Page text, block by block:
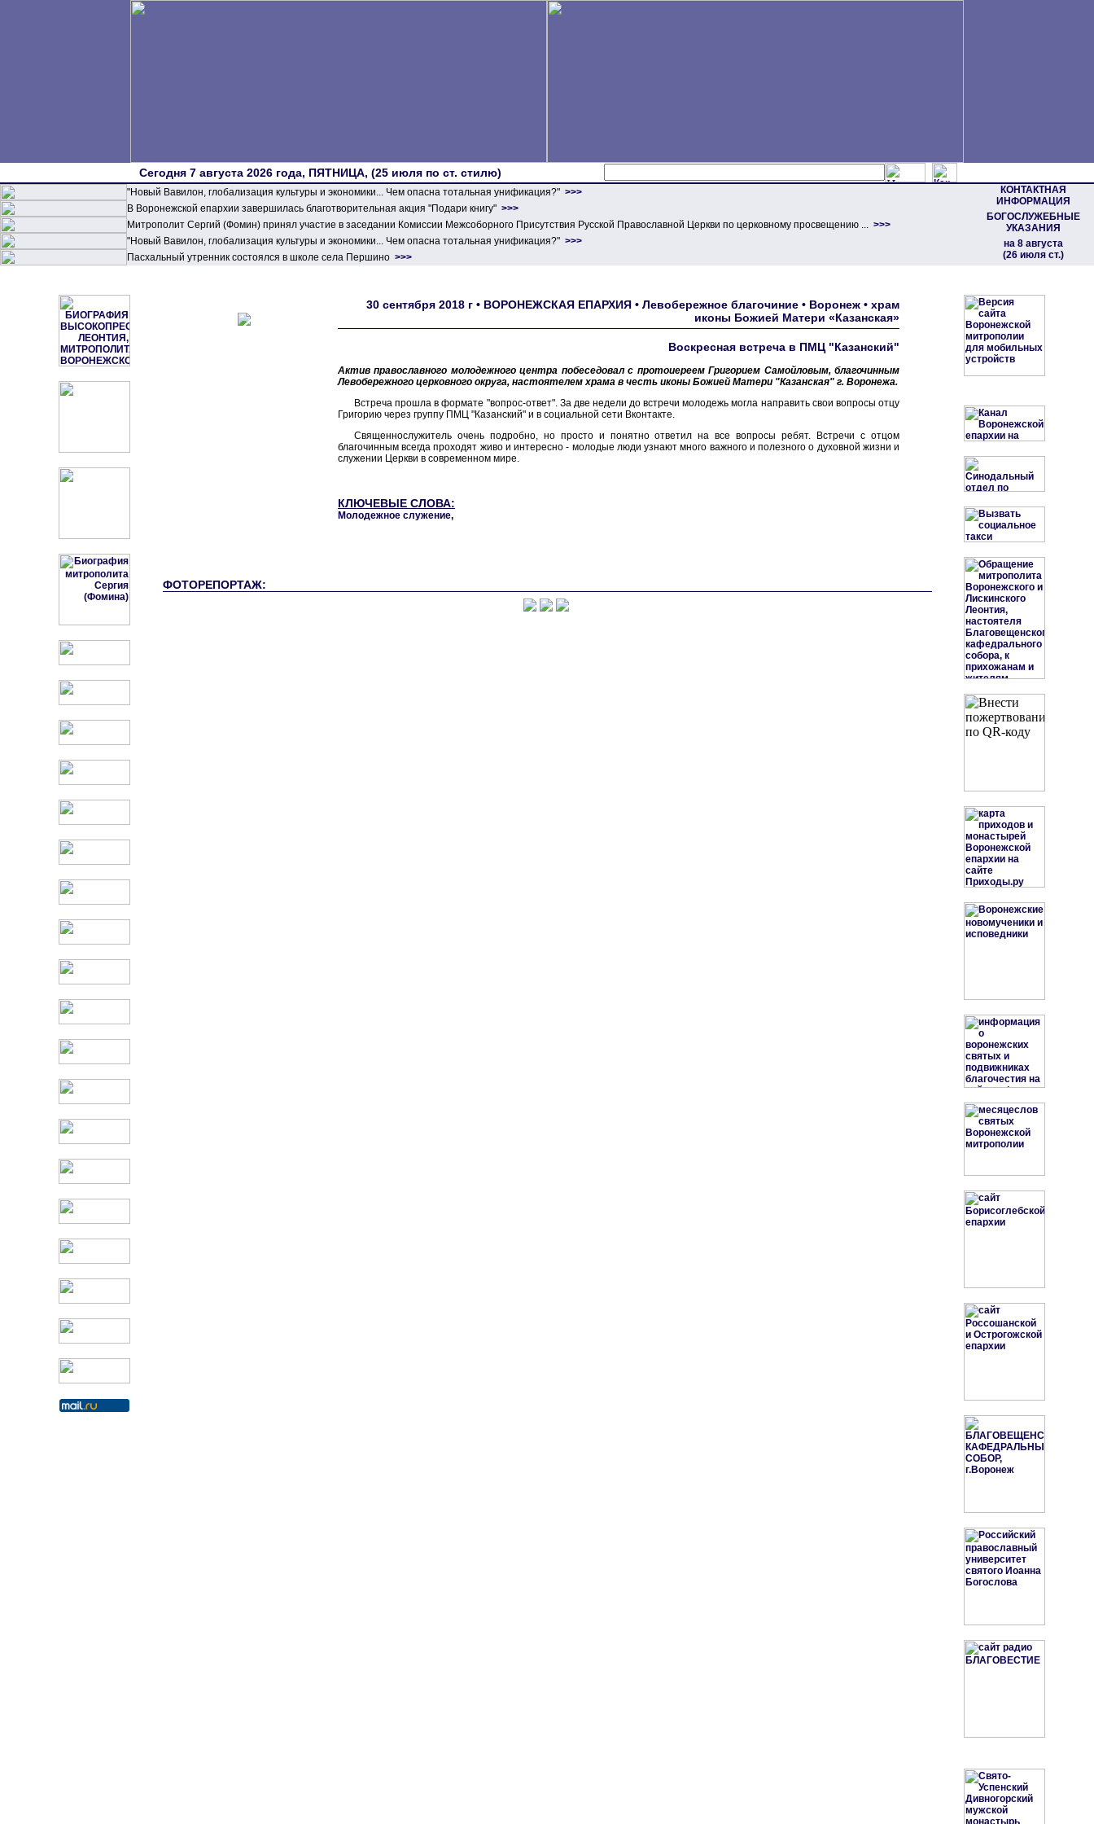
Сегодня 7 августа 2026 года, ПЯТНИЦА, (25 июля по ст. стилю)
"Новый Вавилон, глобализация культуры и экономики... Чем опасна тотальная унификация?" >>>
КОНТАКТНАЯ
ИНФОРМАЦИЯ
БОГОСЛУЖЕБНЫЕ
УКАЗАНИЯ
на 8 августа
(26 июля ст.)
В Воронежской епархии завершилась благотворительная акция "Подари книгу" >>>
Митрополит Сергий (Фомин) принял участие в заседании Комиссии Межсоборного Присутствия Русской Православной Церкви по церковному просвещению ... >>>
"Новый Вавилон, глобализация культуры и экономики... Чем опасна тотальная унификация?" >>>
Пасхальный утренник состоялся в школе села Першино >>>
30 сентября 2018 г • ВОРОНЕЖСКАЯ ЕПАРХИЯ • Левобережное благочиние • Воронеж • храм
иконы Божией Матери «Казанская»
Воскресная встреча в ПМЦ "Казанский"
Актив православного молодежного центра побеседовал с протоиереем Григорием Самойловым, благочинным
Левобережного церковного округа, настоятелем храма в честь иконы Божией Матери "Казанская" г. Воронежа.
Встреча прошла в формате "вопрос-ответ". За две недели до встречи молодежь могла направить свои вопросы отцу
Григорию через группу ПМЦ "Казанский" и в социальной сети Вконтакте.
Священнослужитель очень подробно, но просто и понятно ответил на все вопросы ребят. Встречи с отцом
благочинным всегда проходят живо и интересно - молодые люди узнают много важного и полезного о духовной жизни и
служении Церкви в современном мире.
КЛЮЧЕВЫЕ СЛОВА:
Молодежное служение,
ФОТОРЕПОРТАЖ: